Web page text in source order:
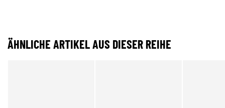
ÄHNLICHE ARTIKEL AUS DIESER REIHE